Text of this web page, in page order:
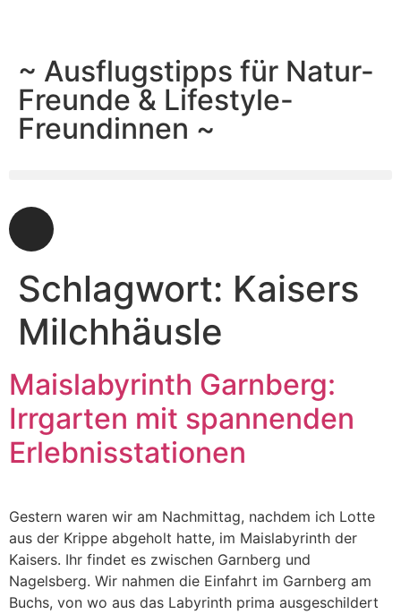
~ Ausflugstipps für Natur-
Freunde & Lifestyle-
Freundinnen ~
Schlagwort: Kaisers
Milchhäusle
Maislabyrinth Garnberg:
Irrgarten mit spannenden
Erlebnisstationen
Gestern waren wir am Nachmittag, nachdem ich Lotte
aus der Krippe abgeholt hatte, im Maislabyrinth der
Kaisers. Ihr findet es zwischen Garnberg und
Nagelsberg. Wir nahmen die Einfahrt im Garnberg am
Buchs, von wo aus das Labyrinth prima ausgeschildert